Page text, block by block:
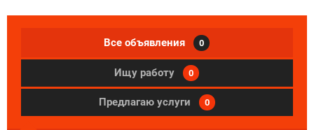
Все объявления 0
Ищу работу 0
Предлагаю услуги 0